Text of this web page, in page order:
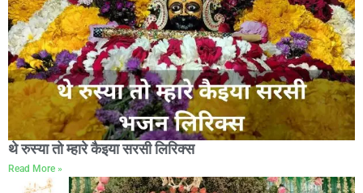
थे रुस्या तो म्हारे कैइया सरसी लिरिक्स
Read More »